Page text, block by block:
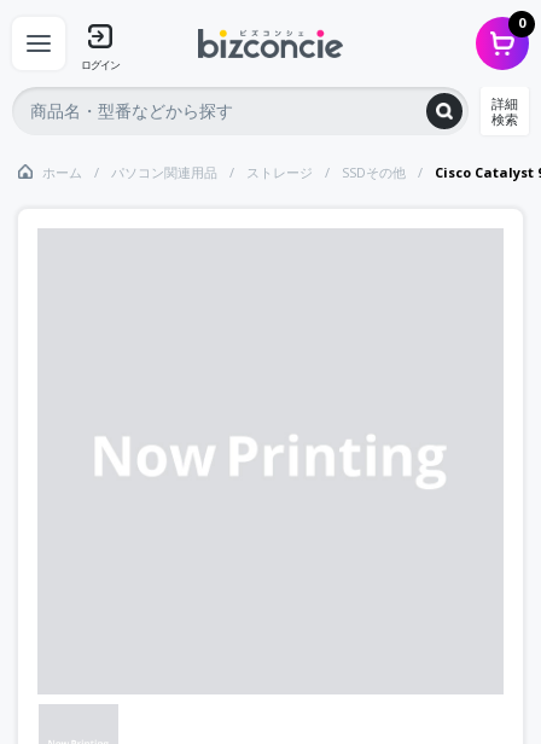
ログイン
0
詳細
検索
ホーム パソコン関連用品 ストレージ SSDその他 Cisco Catalyst